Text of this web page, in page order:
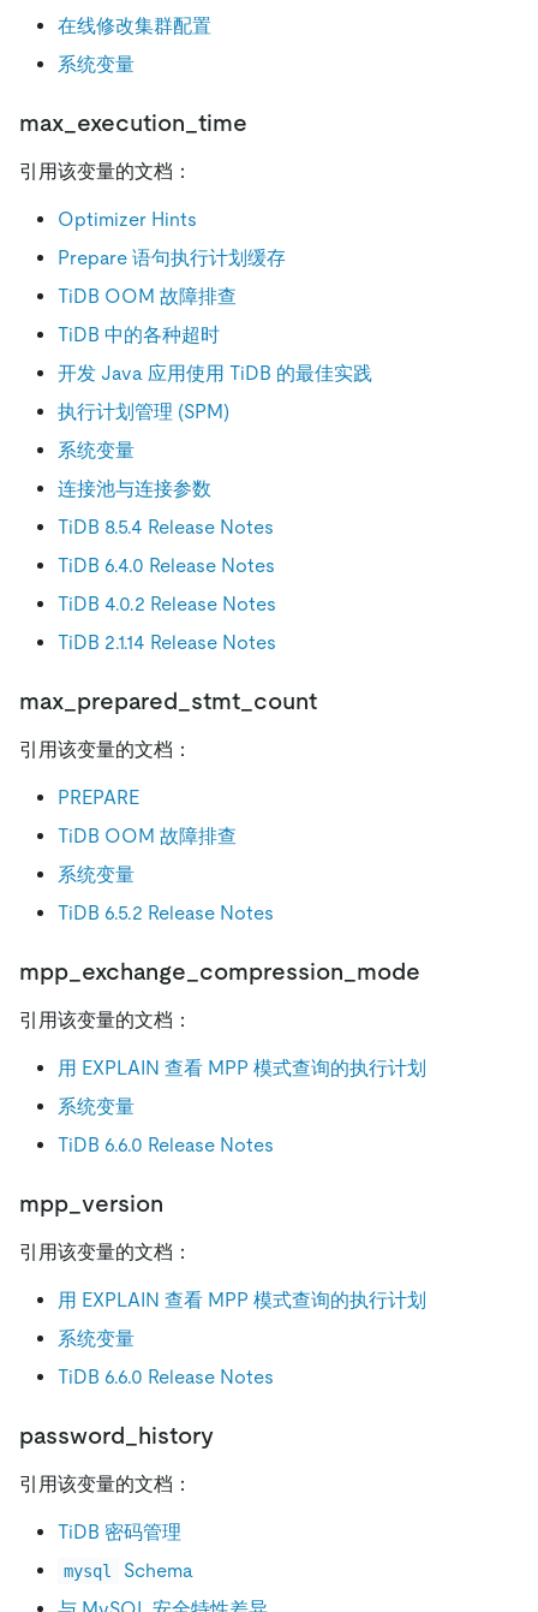
在线修改集群配置
系统变量
max_execution_time
引用该变量的文档：
Optimizer Hints
Prepare 语句执行计划缓存
TiDB OOM 故障排查
TiDB 中的各种超时
开发 Java 应用使用 TiDB 的最佳实践
执行计划管理 (SPM)
系统变量
连接池与连接参数
TiDB 8.5.4 Release Notes
TiDB 6.4.0 Release Notes
TiDB 4.0.2 Release Notes
TiDB 2.1.14 Release Notes
max_prepared_stmt_count
引用该变量的文档：
PREPARE
TiDB OOM 故障排查
系统变量
TiDB 6.5.2 Release Notes
mpp_exchange_compression_mode
引用该变量的文档：
用 EXPLAIN 查看 MPP 模式查询的执行计划
系统变量
TiDB 6.6.0 Release Notes
mpp_version
引用该变量的文档：
用 EXPLAIN 查看 MPP 模式查询的执行计划
系统变量
TiDB 6.6.0 Release Notes
password_history
引用该变量的文档：
TiDB 密码管理
mysql
Schema